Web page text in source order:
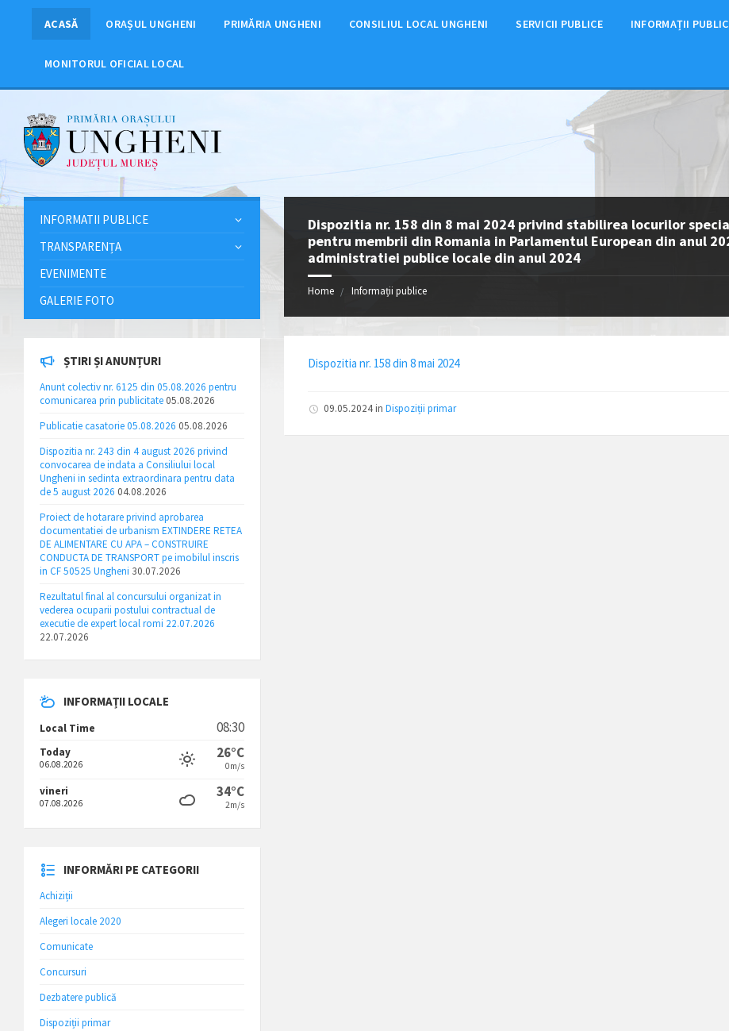
ACASĂ ORAȘUL UNGHENI PRIMĂRIA UNGHENI CONSILIUL LOCAL UNGHENI SERVICII PUBLICE INFORMAȚII
MONITORUL OFICIAL LOCAL
Dispozitia nr. 158 din 8 mai 2024 privind stabilirea locurilor
pentru membrii din Romania in Parlamentul European din anul
administratiei publice locale din anul 2024
Home Informații publice
Dispozitia nr. 158 din 8 mai 2024
09.05.2024inDispoziții primar
INFORMATII PUBLICE
TRANSPARENȚA
EVENIMENTE
GALERIE FOTO
ȘTIRI ȘI ANUNȚURI
Anunt colectiv nr. 6125 din 05.08.2026 pentru
comunicarea prin publicitate 05.08.2026
Publicatie casatorie 05.08.2026 05.08.2026
Dispozitia nr. 243 din 4 august 2026 privind
convocarea de indata a Consiliului local
Ungheni in sedinta extraordinara pentru data
de 5 august 2026 04.08.2026
Proiect de hotarare privind aprobarea
documentatiei de urbanism EXTINDERE RETEA
DE ALIMENTARE CU APA – CONSTRUIRE
CONDUCTA DE TRANSPORT pe imobilul inscris
in CF 50525 Ungheni 30.07.2026
Rezultatul final al concursului organizat in
vederea ocuparii postului contractual de
executie de expert local romi 22.07.2026
22.07.2026
INFORMAȚII LOCALE
Local Time 08:30
Today
06.08.2026
26°C
0m/s
vineri
07.08.2026
34°C
2m/s
INFORMĂRI PE CATEGORII
Achiziții
Alegeri locale 2020
Comunicate
Concursuri
Dezbatere publică
Dispoziții primar